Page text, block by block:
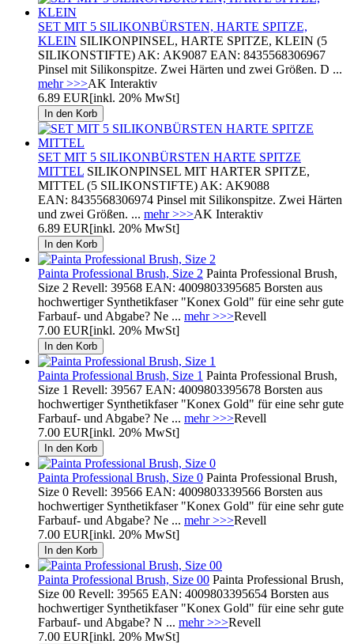
SET MIT 5 SILIKONBÜRSTEN, HARTE SPITZE,
KLEIN SILIKONPINSEL, HARTE SPITZE, KLEIN (5
SILIKONSTIFTE) AK: AK9087 EAN: 8435568306967
Pinsel mit Silikonspitze. Zwei Härten und zwei Größen. D ...
mehr >>>AK Interaktiv
6.89 EUR[inkl. 20% MwSt]
SET MIT 5 SILIKONBÜRSTEN HARTE SPITZE
MITTEL SILIKONPINSEL MIT HARTER SPITZE,
MITTEL (5 SILIKONSTIFTE) AK: AK9088
EAN: 8435568306974 Pinsel mit Silikonspitze. Zwei Härten
und zwei Größen. ... mehr >>>AK Interaktiv
6.89 EUR[inkl. 20% MwSt]
Painta Professional Brush, Size 2 Painta Professional Brush,
Size 2 Revell: 39568 EAN: 4009803395685 Borsten aus
hochwertiger Synthetikfaser "Konex Gold" für eine sehr gute
Farbauf- und Abgabe? Ne ... mehr >>>Revell
7.00 EUR[inkl. 20% MwSt]
Painta Professional Brush, Size 1 Painta Professional Brush,
Size 1 Revell: 39567 EAN: 4009803395678 Borsten aus
hochwertiger Synthetikfaser "Konex Gold" für eine sehr gute
Farbauf- und Abgabe? Ne ... mehr >>>Revell
7.00 EUR[inkl. 20% MwSt]
Painta Professional Brush, Size 0 Painta Professional Brush,
Size 0 Revell: 39566 EAN: 4009803339566 Borsten aus
hochwertiger Synthetikfaser "Konex Gold" für eine sehr gute
Farbauf- und Abgabe? Ne ... mehr >>>Revell
7.00 EUR[inkl. 20% MwSt]
Painta Professional Brush, Size 00 Painta Professional Brush,
Size 00 Revell: 39565 EAN: 4009803395654 Borsten aus
hochwertiger Synthetikfaser "Konex Gold" für eine sehr gute
Farbauf- und Abgabe? N ... mehr >>>Revell
7.00 EUR[inkl. 20% MwSt]